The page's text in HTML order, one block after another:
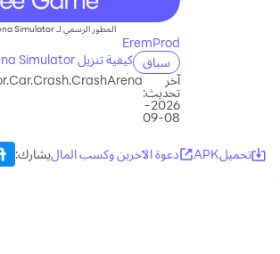
المطور الرسمي لـ Car Crash Arena Simulator هو EremProd، بينما يُقدّم
EremProd
سباق
بك
آخر
تحديث:
2026-
08-09
تحميلAPK دعوة الآخرين وكسب الماليشارك: